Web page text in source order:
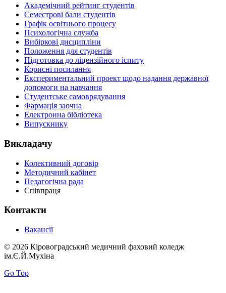
Академічний рейтинг студентів
Семестрові бали студентів
Графік освітнього процесу
Психологічна служба
Вибіркові дисципліни
Положення для студентів
Підготовка до ліцензійного іспиту
Корисні посилання
Експериментальний проект щодо надання державної
допомоги на навчання
Студентське самоврядування
Фармація заочна
Електронна бібліотека
Випускнику
Викладачу
Колективний договір
Методичний кабінет
Педагогічна рада
Співпраця
Контакти
Вакансії
© 2026 Кіровоградський медичний фаховий коледж
ім.Є.Й.Мухіна
Go Top